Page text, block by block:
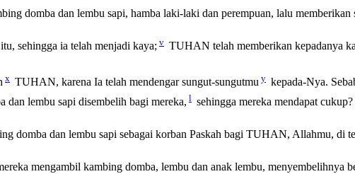
domba dan lembu sapi, hamba laki-laki dan perempuan, lalu memberikan
sehingga ia telah menjadi kaya; v TUHAN telah memberikan kepadanya
x TUHAN, karena Ia telah mendengar sungut-sungutmu y kepada-Nya.
dan lembu sapi disembelih bagi mereka, l sehingga mereka mendapat
domba dan lembu sapi sebagai korban Paskah bagi TUHAN, Allahmu,
mengambil kambing domba, lembu dan anak lembu, menyembelihnya